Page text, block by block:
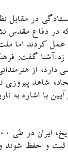
در مقابل
دفاع مقدس
کردند اما ملت
زد.آشنا گفت:
دارد، از
شاهد پیروزی
با اشاره به
ثبت و حفظ شوند و